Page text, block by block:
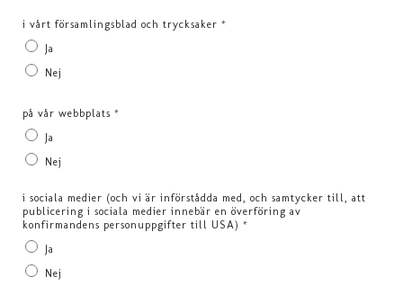
i vårt församlingsblad och trycksaker *
Ja
Nej
på vår webbplats *
Ja
Nej
i sociala medier (och vi är införstådda med, och samtycker till, att
publicering i sociala medier innebär en överföring av
konfirmandens personuppgifter till USA) *
Ja
Nej